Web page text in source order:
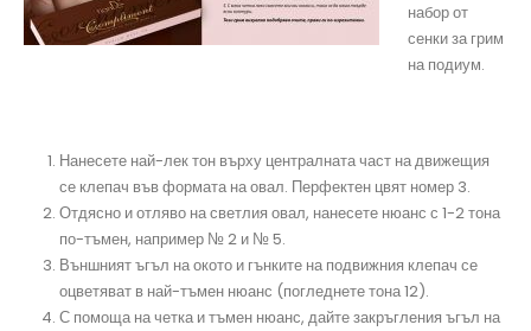
набор от
сенки за грим
на подиум.
Нанесете най-лек тон върху централната част на движещия
се клепач във формата на овал. Перфектен цвят номер 3.
Отдясно и отляво на светлия овал, нанесете нюанс с 1-2 тона
по-тъмен, например № 2 и № 5.
Външният ъгъл на окото и гънките на подвижния клепач се
оцветяват в най-тъмен нюанс (погледнете тона 12).
С помоща на четка и тъмен нюанс, дайте закръгления ъгъл на